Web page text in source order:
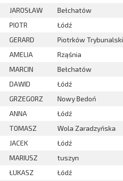
JAROSŁAW Bełchatów
PIOTR Łódź
GERARD Piotrków Trybunalski
AMELIA Rząśnia
MARCIN Bełchatów
DAWID Łódź
GRZEGORZ Nowy Bedoń
ANNA Łódź
TOMASZ Wola Zaradzyńska
JACEK Łódź
MARIUSZ tuszyn
ŁUKASZ Łódź